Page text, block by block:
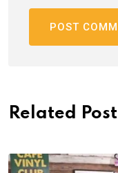
Related Post